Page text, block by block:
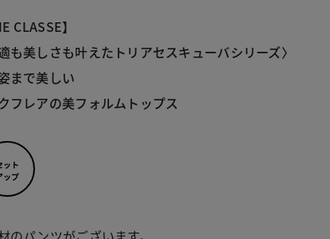
CLASSE】
も美しさも叶えたトリアセスキューバシリーズ〉
まで美しい
フレアの美フォルムトップス
ット
ップ